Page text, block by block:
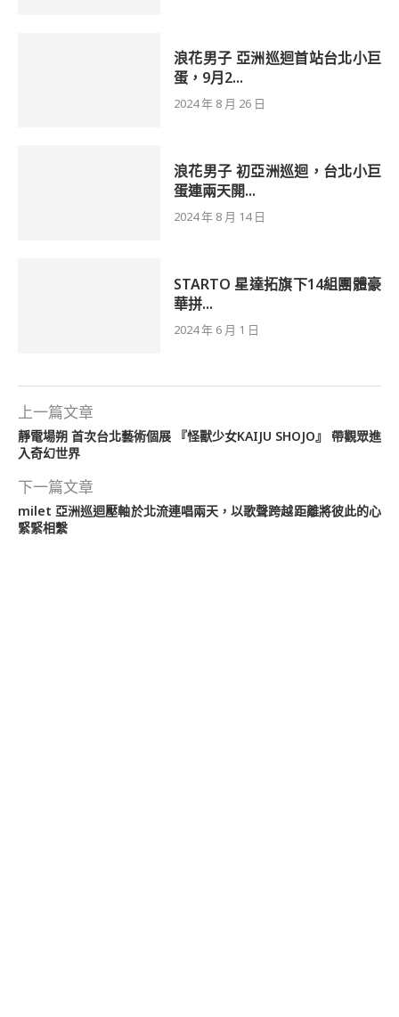
浪花男子 亞洲巡迴首站台北小巨
蛋，9月2...
2024 年 8 月 26 日
浪花男子 初亞洲巡迴，台北小巨
蛋連兩天開...
2024 年 8 月 14 日
STARTO 星達拓旗下14組團體豪
華拼...
2024 年 6 月 1 日
上一篇文章
靜電場朔 首次台北藝術個展 『怪獸少女KAIJU SHOJO』 帶觀眾進
入奇幻世界
下一篇文章
milet 亞洲巡迴壓軸於北流連唱兩天，以歌聲跨越距離將彼此的心
緊緊相繫